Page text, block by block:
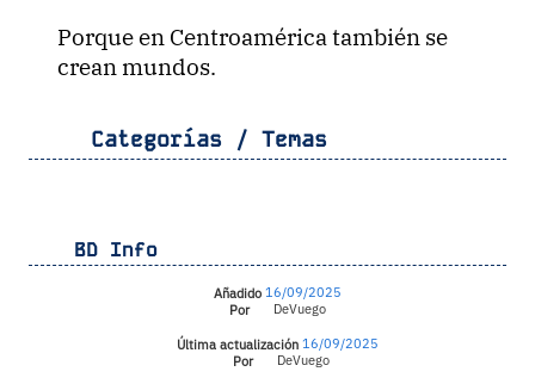
Porque en Centroamérica también se
crean mundos.
Categorías / Temas
BD Info
Añadido 16/09/2025
Por
DeVuego
Última actualización 16/09/2025
Por
DeVuego